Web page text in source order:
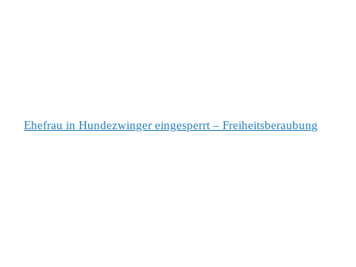
Ehefrau in Hundezwinger eingesperrt – Freiheitsberaubung